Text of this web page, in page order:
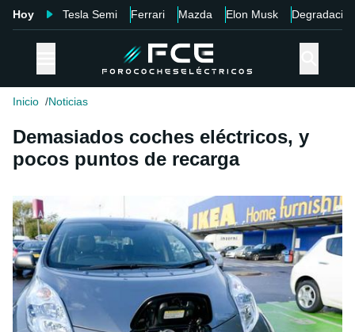
Hoy Tesla Semi Ferrari Mazda Elon Musk Degradación
Inicio Noticias
Demasiados coches eléctricos, y
pocos puntos de recarga